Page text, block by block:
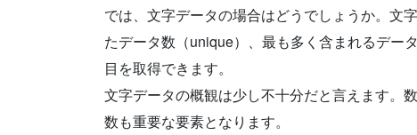
では、文字データの場合はどうでしょうか。文
たデータ数（unique）、最も多く含まれるデー
目を取得できます。
文字データの概観は少し不十分だと言えます。
数も重要な要素となります。